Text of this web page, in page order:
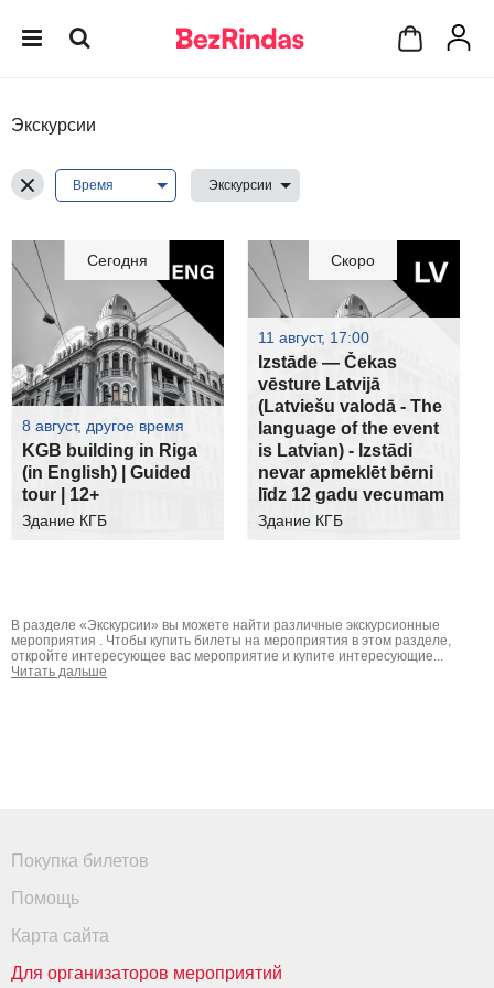
Экскурсии
Сегодня
8 август, другое время
KGB building in Riga
(in English) | Guided
tour | 12+
Здание КГБ
Скоро
11 август, 17:00
Izstāde — Čekas
vēsture Latvijā
(Latviešu valodā - The
language of the event
is Latvian) - Izstādi
nevar apmeklēt bērni
līdz 12 gadu vecumam
Здание КГБ
В разделе «Экскурсии» вы можете найти различные экскурсионные
мероприятия . Чтобы купить билеты на мероприятия в этом разделе,
откройте интересующее вас мероприятие и купите интересующие...
Читать дальше
Покупка билетов
Помощь
Карта сайта
Для организаторов мероприятий